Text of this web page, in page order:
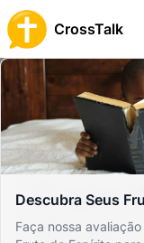
CrossTalk
Descubra Seus
Faça nossa
Home
Arquivo de
Novo
Epístolas
O que diz
O que
4:13?